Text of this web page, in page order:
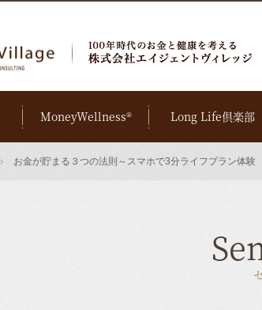
MoneyWellness® Long Life倶楽部
お金が貯まる３つの法則～スマホで3分ライフプラン体験